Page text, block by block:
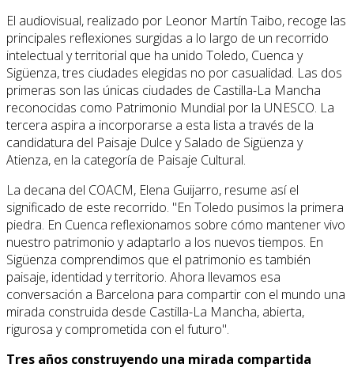
El audiovisual, realizado por Leonor Martín Taibo, recoge las
principales reflexiones surgidas a lo largo de un recorrido
intelectual y territorial que ha unido Toledo, Cuenca y
Sigüenza, tres ciudades elegidas no por casualidad. Las dos
primeras son las únicas ciudades de Castilla-La Mancha
reconocidas como Patrimonio Mundial por la UNESCO. La
tercera aspira a incorporarse a esta lista a través de la
candidatura del Paisaje Dulce y Salado de Sigüenza y
Atienza, en la categoría de Paisaje Cultural.
La decana del COACM, Elena Guijarro, resume así el
significado de este recorrido. "En Toledo pusimos la primera
piedra. En Cuenca reflexionamos sobre cómo mantener vivo
nuestro patrimonio y adaptarlo a los nuevos tiempos. En
Sigüenza comprendimos que el patrimonio es también
paisaje, identidad y territorio. Ahora llevamos esa
conversación a Barcelona para compartir con el mundo una
mirada construida desde Castilla-La Mancha, abierta,
rigurosa y comprometida con el futuro".
Tres años construyendo una mirada compartida